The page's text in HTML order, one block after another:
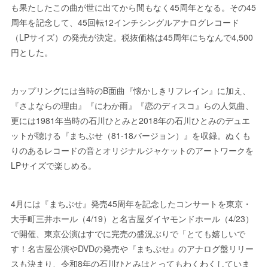
も果たしたこの曲が世に出てから間もなく45周年となる。その45
周年を記念して、45回転12インチシングルアナログレコード
（LPサイズ）の発売が決定。税抜価格は45周年にちなんで4,500
円とした。
カップリングには当時のB面曲『懐かしきリフレイン』に加え、
『さよならの理由』『にわか雨』『恋のディスコ』らの人気曲、
更には1981年当時の石川ひとみと2018年の石川ひとみのデュエ
ットが聴ける『まちぶせ（81-18バージョン）』を収録。ぬくも
りのあるレコードの音とオリジナルジャケットのアートワークを
LPサイズで楽しめる。
4月には『まちぶせ』発売45周年を記念したコンサートを東京・
大手町三井ホール（4/19）と名古屋ダイヤモンドホール（4/23）
で開催、東京公演はすでに完売の盛況ぶりで「とても嬉しいで
す！名古屋公演やDVDの発売や『まちぶせ』のアナログ盤リリー
スも決まり、令和8年の石川ひとみはとってもわくわくしていま